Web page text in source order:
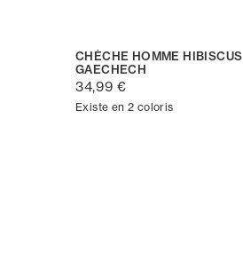
CHÈCHE HOMME HIBISCUS
GAECHECH
34,99 €
Existe en 2 coloris